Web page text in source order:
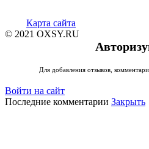
Карта сайта
© 2021 OXSY.RU
Для добавления отзывов,
Войти на сайт
Последние комментарии Закрыть